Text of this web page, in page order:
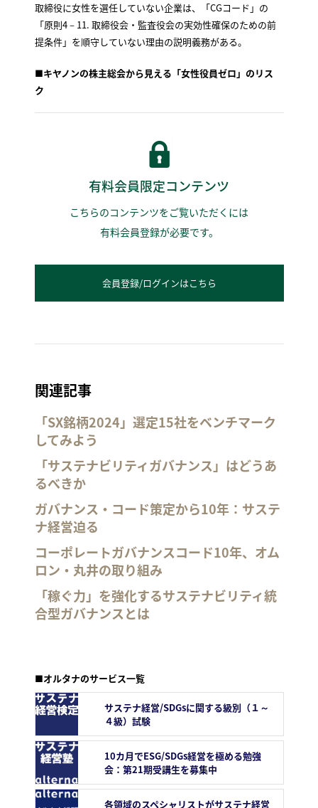
取締役に女性を選任していない企業は、「CGコード」の
「原則4－11. 取締役会・監査役会の実効性確保のための前
提条件」を順守していない理由の説明義務がある。
■キヤノンの株主総会から見える「女性役員ゼロ」のリス
ク
有料会員限定コンテンツ
こちらのコンテンツをご覧いただくには
有料会員登録が必要です。
会員登録/ログインはこちら
関連記事
「SX銘柄2024」選定15社をベンチマーク
してみよう
「サステナビリティガバナンス」はどうあ
るべきか
ガバナンス・コード策定から10年：サステ
ナ経営迫る
コーポレートガバナンスコード10年、オム
ロン・丸井の取り組み
「稼ぐ力」を強化するサステナビリティ統
合型ガバナンスとは
■オルタナのサービス一覧
サステナ経営/SDGsに関する級別（１～
４級）試験
10カ月でESG/SDGs経営を極める勉強
会：第21期受講生を募集中
各領域のスペシャリストがサステナ経営